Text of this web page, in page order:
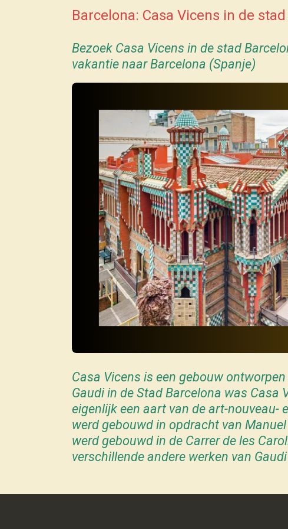
Barcelona: Casa Vicens in de
Bezoek Casa Vicens in de stad
vakantie naar Barcelona (Spanje)
Casa Vicens is een gebouw
Gaudi in de Stad Barcelona was Casa
eigenlijk een aart van de art-nouveau-
werd gebouwd in opdracht van
werd gebouwd in de Carrer de les
verschillende andere werken van